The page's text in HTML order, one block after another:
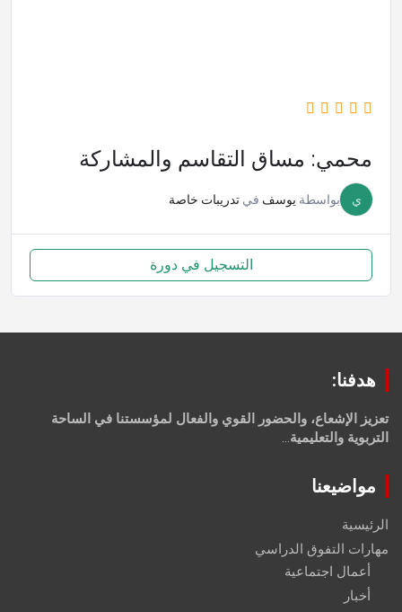
محمي: مساق التقاسم والمشاركة
ي بواسطة يوسف في تدريبات خاصة
التسجيل في دورة
هدفنا:
تعزيز الإشعاع، والحضور القوي والفعال لمؤسستنا في الساحة
التربوية والتعليمية...
مواضيعنا
الرئيسية
مهارات التفوق الدراسي
أعمال اجتماعية
أخبار